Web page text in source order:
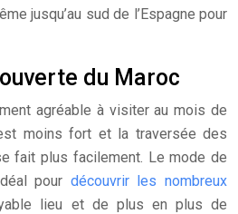
jusqu’au sud de l’Espagne pour
du Maroc
agréable à visiter au mois de
moins fort et la traversée des
fait plus facilement. Le mode de
pour découvrir les nombreux
lieu et de plus en plus de